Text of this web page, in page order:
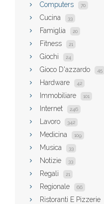
Computers 70
Cucina 33
Famiglia 20
Fitness 21
Giochi 24
Gioco D'azzardo 45
Hardware 42
Immobiliare 101
Internet 246
Lavoro 342
Medicina 109
Musica 33
Notizie 33
Regali 21
Regionale 66
Ristoranti E Pizzerie